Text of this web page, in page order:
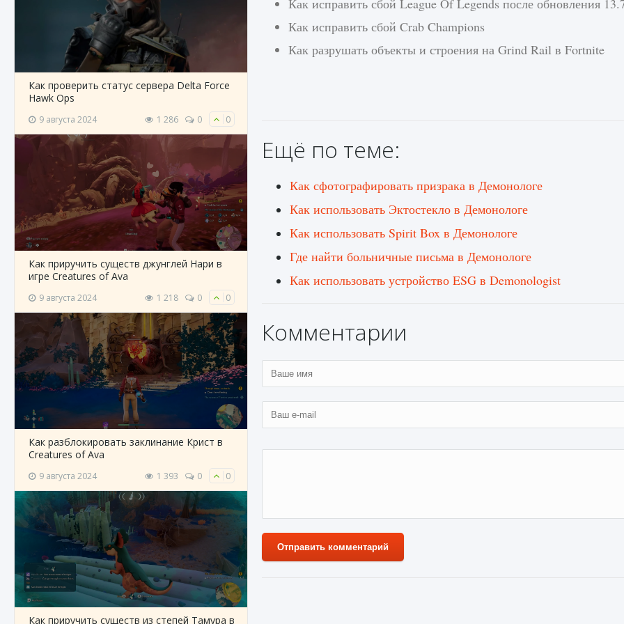
Как проверить статус сервера Delta Force
Hawk Ops
9 августа 2024 1 286 0 0
Как приручить существ джунглей Нари в
игре Creatures of Ava
9 августа 2024 1 218 0 0
Как разблокировать заклинание Крист в
Creatures of Ava
9 августа 2024 1 393 0 0
Как приручить существ из степей Тамура в
Как исправить сбой League Of Legends после обновления
Как исправить сбой Crab Champions
Как разрушать объекты и строения на Grind Rail в Fortnite
Ещё по теме:
Как сфотографировать призрака в Демонологе
Как использовать Эктостекло в Демонологе
Как использовать Spirit Box в Демонологе
Где найти больничные письма в Демонологе
Как использовать устройство ESG в Demonologist
Комментарии
Отправить комментарий